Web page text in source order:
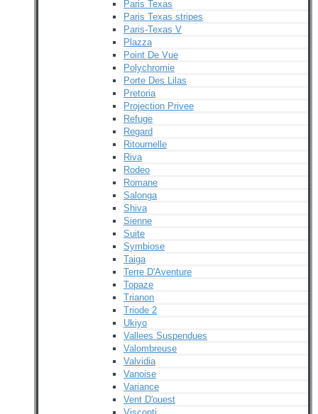
Paris Texas
Paris Texas stripes
Paris-Texas V
Plazza
Point De Vue
Polychromie
Porte Des Lilas
Pretoria
Projection Privee
Refuge
Regard
Ritournelle
Riva
Rodeo
Romane
Salonga
Shiva
Sienne
Suite
Symbiose
Taiga
Terre D'Aventure
Topaze
Trianon
Triode 2
Ukiyo
Vallees Suspendues
Valombreuse
Valvidia
Vanoise
Variance
Vent D'ouest